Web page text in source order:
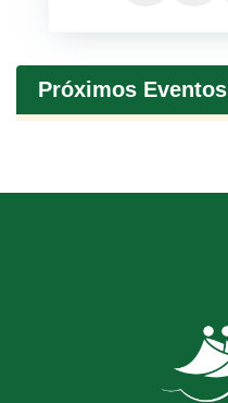
Próximos Eventos